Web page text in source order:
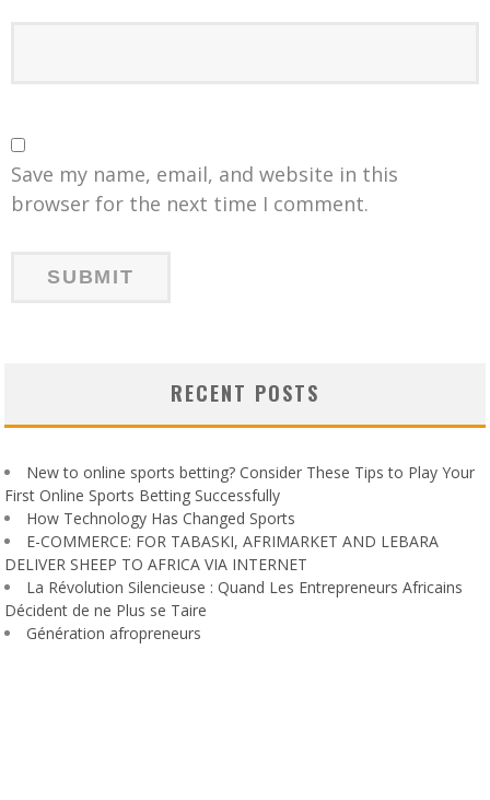
Save my name, email, and website in this
browser for the next time I comment.
RECENT POSTS
New to online sports betting? Consider These Tips to Play Your
First Online Sports Betting Successfully
How Technology Has Changed Sports
E-COMMERCE: FOR TABASKI, AFRIMARKET AND LEBARA
DELIVER SHEEP TO AFRICA VIA INTERNET
La Révolution Silencieuse : Quand Les Entrepreneurs Africains
Décident de ne Plus se Taire
Génération afropreneurs